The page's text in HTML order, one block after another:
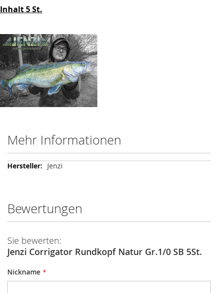
Inhalt 5 St.
Mehr Informationen
Mehr
Jenzi
Bewertungen
Sie bewerten:
Jenzi Corrigator Rundkopf Natur Gr.1/0 SB 5St.
Nickname